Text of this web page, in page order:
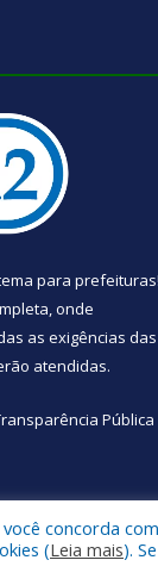
para prefeituras!
onde
as exigências das
atendidas.
Pública
concorda
(Leia mais).